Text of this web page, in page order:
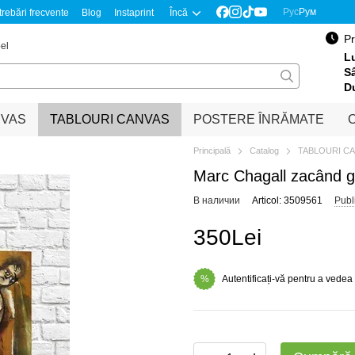
frecvente Blog Instaprint Încă РусРум
TABLOURI CANVAS POSTERE ÎNRĂMATE
Principală Catalog TABLOURI
Marc Chagall zacând
В наличии Articol: 3509561
350Lei
% Autentificați-vă pentru a